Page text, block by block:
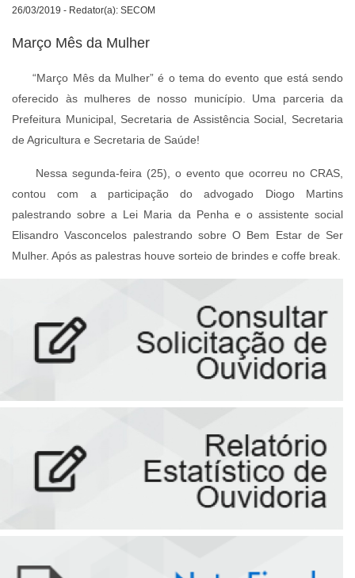
26/03/2019 - Redator(a): SECOM
Março Mês da Mulher
“Março Mês da Mulher” é o tema do evento que está sendo
oferecido às mulheres de nosso município. Uma parceria da
Prefeitura Municipal, Secretaria de Assistência Social, Secretaria
de Agricultura e Secretaria de Saúde!
Nessa segunda-feira (25), o evento que ocorreu no CRAS,
contou com a participação do advogado Diogo Martins
palestrando sobre a Lei Maria da Penha e o assistente social
Elisandro Vasconcelos palestrando sobre O Bem Estar de Ser
Mulher. Após as palestras houve sorteio de brindes e coffe break.